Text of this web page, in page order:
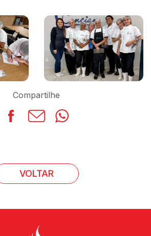
Compartilhe
FacebookLinkedInWhatsApp
VOLTAR